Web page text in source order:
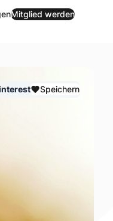
Mitglied werden
Speichern